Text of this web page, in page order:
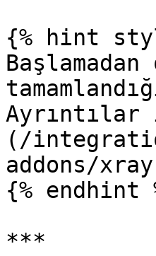
{% hint
Ayrıntılar
(/
addons/
{% endhint
***